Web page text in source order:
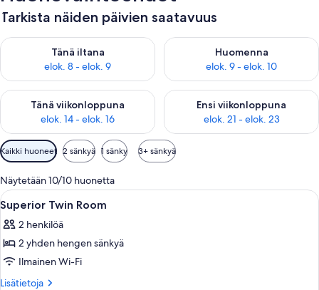
Tarkista näiden päivien saatavuus
Tänä iltana
elok. 8 - elok. 9
Tarkista tämän illan saatavuus elok. 8 - elok. 9
Huomenna
elok. 9 - elok. 10
Tarkista huomisen saatavuus
Tänä viikonloppuna
elok. 14 - elok. 16
Tarkista tämän viikonlopun saatavuus elok. 14 - elok. 16
Ensi viikonloppuna
elok. 21 - elok. 23
Tarkista ensi viikonlopun
Huoneille
saatavilla
olevia
suodattimia
Kaikki huoneet 2 sänkyä 1 sänky 3+ sänkyä
Näytetään 10/10 huonetta
Avaa
kaikki
huonetyypin
Superior
Twin
Room
Hotellihuone, jossa on kaksi
3
Superior Twin Room
2 henkilöä
2 yhden hengen sänkyä
Ilmainen Wi-Fi
Lisätietoja
Lisätietoja